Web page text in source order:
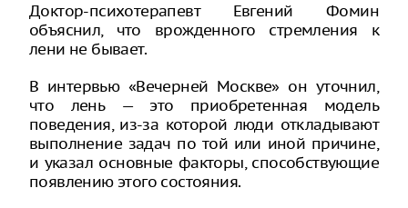
Доктор-психотерапевт Евгений Фомин
объяснил, что врожденного стремления к
лени не бывает.
В интервью «Вечерней Москве» он уточнил,
что лень — это приобретенная модель
поведения, из-за которой люди откладывают
выполнение задач по той или иной причине,
и указал основные факторы, способствующие
появлению этого состояния.